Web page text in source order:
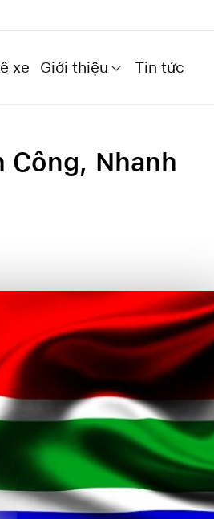
xe Giới thiệu Tin tức
Công, Nhanh